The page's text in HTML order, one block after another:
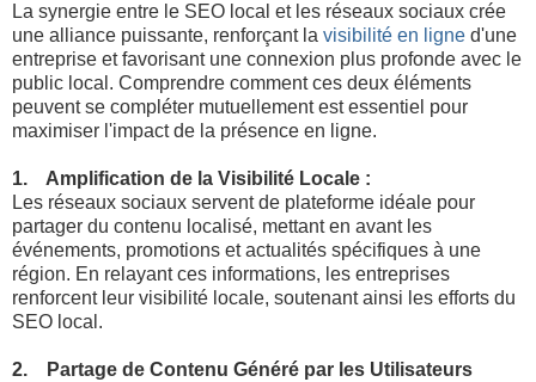
La synergie entre le SEO local et les réseaux sociaux crée
une alliance puissante, renforçant la visibilité en ligne d'une
entreprise et favorisant une connexion plus profonde avec le
public local. Comprendre comment ces deux éléments
peuvent se compléter mutuellement est essentiel pour
maximiser l'impact de la présence en ligne.
1. Amplification de la Visibilité Locale :
Les réseaux sociaux servent de plateforme idéale pour
partager du contenu localisé, mettant en avant les
événements, promotions et actualités spécifiques à une
région. En relayant ces informations, les entreprises
renforcent leur visibilité locale, soutenant ainsi les efforts du
SEO local.
2. Partage de Contenu Généré par les Utilisateurs